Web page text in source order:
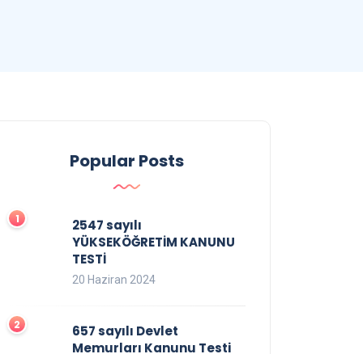
Popular Posts
2547 sayılı
YÜKSEKÖĞRETİM KANUNU
TESTİ
20 Haziran 2024
657 sayılı Devlet
Memurları Kanunu Testi